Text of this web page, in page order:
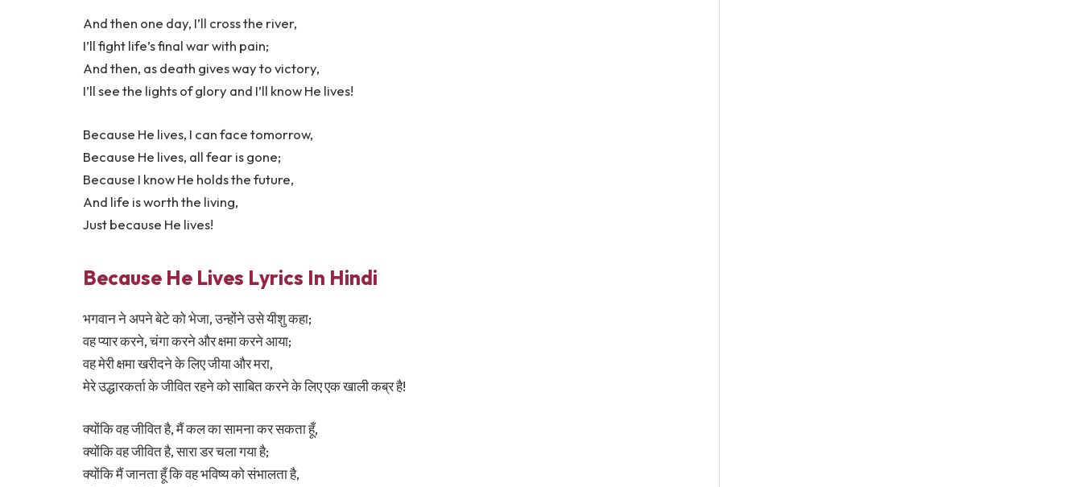
And then one day, I’ll cross the river,
I’ll fight life’s final war with pain;
And then, as death gives way to victory,
I’ll see the lights of glory and I’ll know He lives!
Because He lives, I can face tomorrow,
Because He lives, all fear is gone;
Because I know He holds the future,
And life is worth the living,
Just because He lives!
Because He Lives Lyrics In Hindi
भगवान ने अपने बेटे को भेजा, उन्होंने उसे यीशु कहा;
वह प्यार करने, चंगा करने और क्षमा करने आया;
वह मेरी क्षमा खरीदने के लिए जीया और मरा,
मेरे उद्धारकर्ता के जीवित रहने को साबित करने के लिए एक खाली कब्र है!
क्योंकि वह जीवित है, मैं कल का सामना कर सकता हूँ,
क्योंकि वह जीवित है, सारा डर चला गया है;
क्योंकि मैं जानता हूँ कि वह भविष्य को संभालता है,